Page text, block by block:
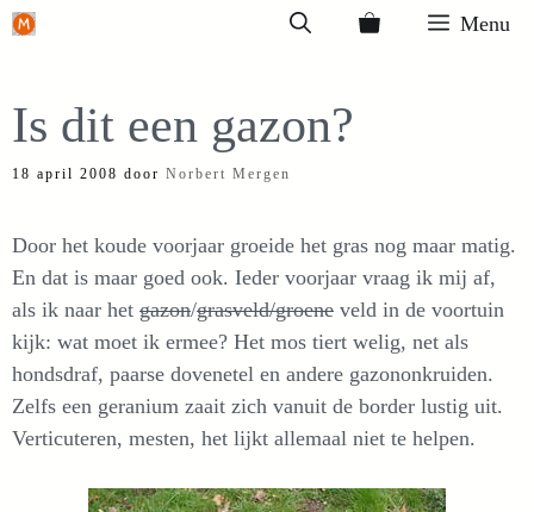
Ga
inhoud
Menu
Is dit een gazon?
18 april 2008 door Norbert Mergen
Door het koude voorjaar groeide het gras nog maar matig.
En dat is maar goed ook. Ieder voorjaar vraag ik mij af,
als ik naar het gazon/grasveld/groene veld in de voortuin
kijk: wat moet ik ermee? Het mos tiert welig, net als
hondsdraf, paarse dovenetel en andere gazononkruiden.
Zelfs een geranium zaait zich vanuit de border lustig uit.
Verticuteren, mesten, het lijkt allemaal niet te helpen.